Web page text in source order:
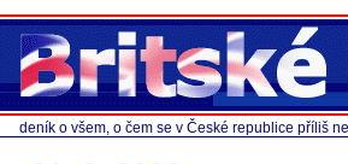
deník o všem, o čem se v České republice příliš